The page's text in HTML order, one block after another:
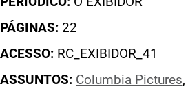
PÁGINAS: 22
ACESSO: RC_EXIBIDOR_41
ASSUNTOS: Columbia Pictures,